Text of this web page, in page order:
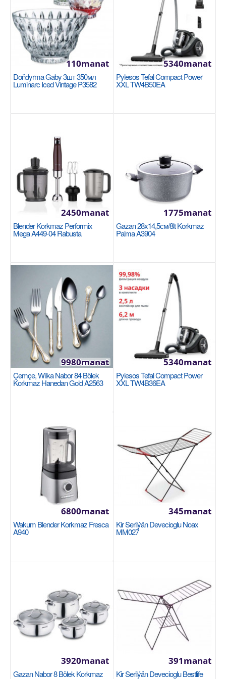
Fen Rowenta CV613LF0
Вид фена: полноразмерный Максимальная
мощность, в Вт: 1800 Тип мотора: dc Цвет: черный
Кол..
1220manat
Availability
6
Garşylaşdyrmaga goş
Halananlara goş
Çaý nabor 6 adamlyk, 265мл. Luminarc Idylle
London topaz O0368
LUMINARC
Тип: чайный. Материал: стекло. Использование в
СВЧ: нет. Количество персон: 6 шт. Количеств..
460manat
Availability
74
Doňdyrma Gaby 3шт 350мл
Luminarc Iced Vintage P3582
110manat
Pylesos Tefal Compact Power
XXL TW4B50EA
5340manat
Blender Korkmaz Performix
Mega A449-04 Rabusta
2450manat
Gazan 28x14,5см/8lt Korkmaz
Palma A3904
1775manat
Çemçe, Wilka Nabor 84 Bölek
Korkmaz Hanedan Gold A2563
9980manat
Pylesos Tefal Compact Power
XXL TW4B36EA
5340manat
Wakum Blender Korkmaz Fresca
A940
6800manat
Kir Serilýän Devecioglu Noax
MM027
345manat
Gazan Nabor 8 Bölek Korkmaz
3920manat
Kir Serilýän Devecioglu Bestlife
391manat